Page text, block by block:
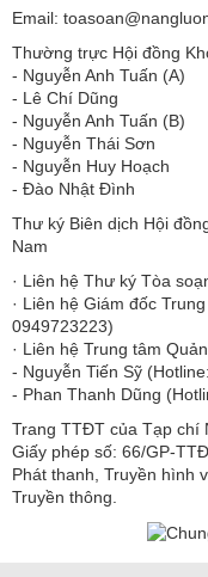
Email:
Thường trực Hội đồng
​​​​​​- Nguyễn Anh Tuấn (A)
- Lê Chí Dũng
- Nguyễn Anh Tuấn (B)
- Nguyễn Thái Sơn
- Nguyễn Huy Hoạch
- Đào Nhật Đình
Thư ký Biên dịch Hội
Nam
· Liên hệ Thư ký Tòa
· Liên hệ Giám đốc
0949723223)
· Liên hệ Trung tâm
- Nguyễn Tiến Sỹ
- Phan Thanh Dũng
Trang TTĐT của Tạp chí
Giấy phép số: 66/GP-
Phát thanh, Truyền hình
Truyền thông.